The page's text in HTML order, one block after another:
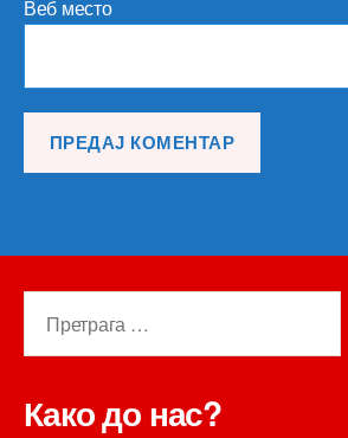
Веб место
Како до нас?